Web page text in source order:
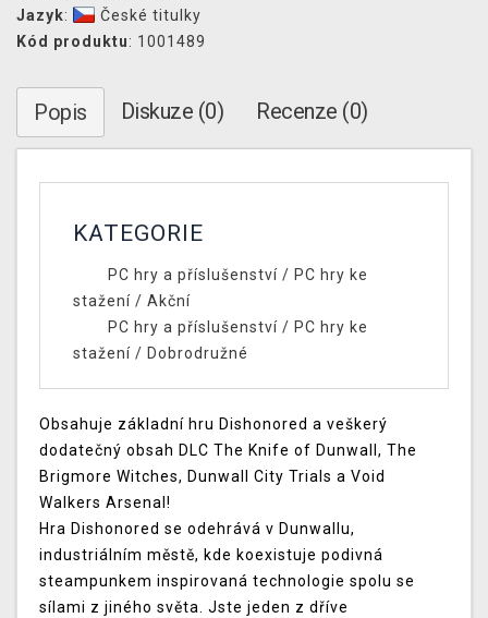
Jazyk:
České titulky
Kód produktu: 1001489
Popis Diskuze (0) Recenze (0)
KATEGORIE
PC hry a příslušenství/ PC hry ke
stažení / Akční
PC hry a příslušenství/ PC hry ke
stažení / Dobrodružné
Obsahuje základní hru Dishonored a veškerý
dodatečný obsah DLC The Knife of Dunwall, The
Brigmore Witches, Dunwall City Trials a Void
Walkers Arsenal!
Hra Dishonored se odehrává v Dunwallu,
industriálním městě, kde koexistuje podivná
steampunkem inspirovaná technologie spolu se
sílami z jiného světa. Jste jeden z dříve